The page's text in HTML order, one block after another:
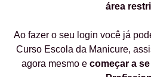
área
Ao fazer o seu login você já
Curso Escola da Manicure,
agora mesmo e começar a